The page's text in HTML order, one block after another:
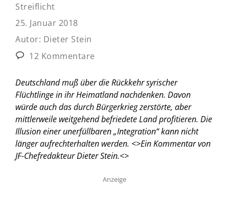
Streiflicht
25. Januar 2018
Autor: Dieter Stein
12 Kommentare
Deutschland muß über die Rückkehr syrischer
Flüchtlinge in ihr Heimatland nachdenken. Davon
würde auch das durch Bürgerkrieg zerstörte, aber
mittlerweile weitgehend befriedete Land profitieren. Die
Illusion einer unerfüllbaren „Integration“ kann nicht
länger aufrechterhalten werden. <>Ein Kommentar von
JF-Chefredakteur Dieter Stein.<>
Anzeige